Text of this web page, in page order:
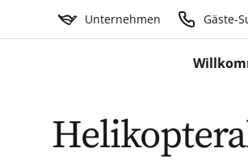
Unternehmen Gäste-